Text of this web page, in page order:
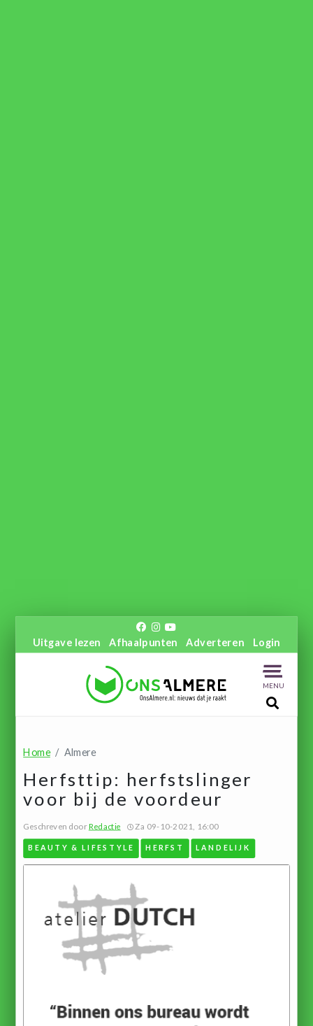
Uitgave lezen Afhaalpunten Adverteren Login
MENU
Home Almere
Herfsttip: herfstslinger
voor bij de voordeur
Geschreven doorRedactie Za 09-10-2021, 16:00
BEAUTY & LIFESTYLE HERFST LANDELIJK